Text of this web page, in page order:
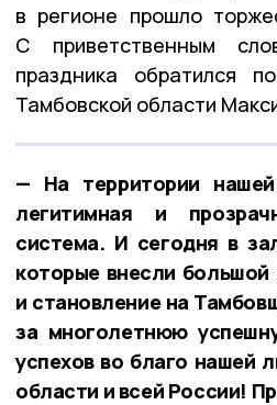
в регионе прошло
С приветственным
праздника обратился
Тамбовской области
— На территории
легитимная и
система. И сегодня в
которые внесли большой
и становление на
за многолетнюю
успехов во благо нашей
области и всей России!